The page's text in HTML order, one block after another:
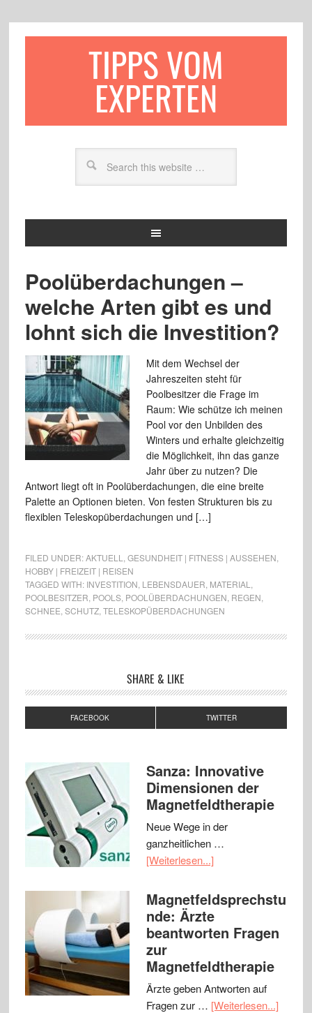
TIPPS VOM
EXPERTEN
Poolüberdachungen –
welche Arten gibt es und
lohnt sich die Investition?
Mit dem Wechsel der
Jahreszeiten steht für
Poolbesitzer die Frage im
Raum: Wie schütze ich meinen
Pool vor den Unbilden des
Winters und erhalte gleichzeitig
die Möglichkeit, ihn das ganze
Jahr über zu nutzen? Die
Antwort liegt oft in Poolüberdachungen, die eine breite
Palette an Optionen bieten. Von festen Strukturen bis zu
flexiblen Teleskopüberdachungen und […]
FILED UNDER:AKTUELL GESUNDHEIT | FITNESS | AUSSEHEN
HOBBY | FREIZEIT | REISEN
TAGGED WITH: INVESTITION LEBENSDAUER MATERIAL
POOLBESITZER POOLS, POOLÜBERDACHUNGEN REGEN
SCHNEE SCHUTZ, TELESKOPÜBERDACHUNGEN
SHARE & LIKE
FACEBOOK TWITTER
Sanza: Innovative
Dimensionen der
Magnetfeldtherapie
Neue Wege in der
ganzheitlichen …
[Weiterlesen...]
Magnetfeldsprechstu
nde: Ärzte
beantworten Fragen
zur
Magnetfeldtherapie
Ärzte geben Antworten auf
Fragen zur … [Weiterlesen...]